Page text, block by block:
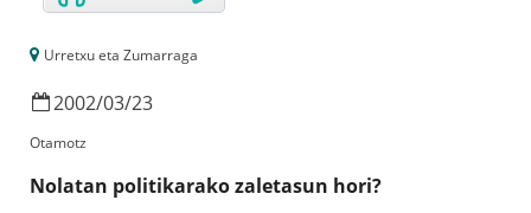
Urretxu eta Zumarraga
2002/03/23
Otamotz
Nolatan politikarako zaletasun hori?